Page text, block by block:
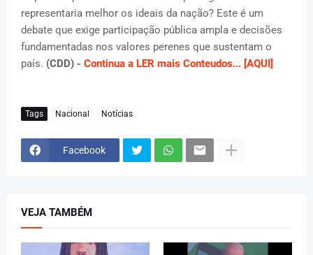
representaria melhor os ideais da nação? Este é um
debate que exige participação pública ampla e decisões
fundamentadas nos valores perenes que sustentam o
país. (CDD) - Continua a LER mais Conteudos... [AQUI]
Tags Nacional Notícias
Facebook
VEJA TAMBÉM